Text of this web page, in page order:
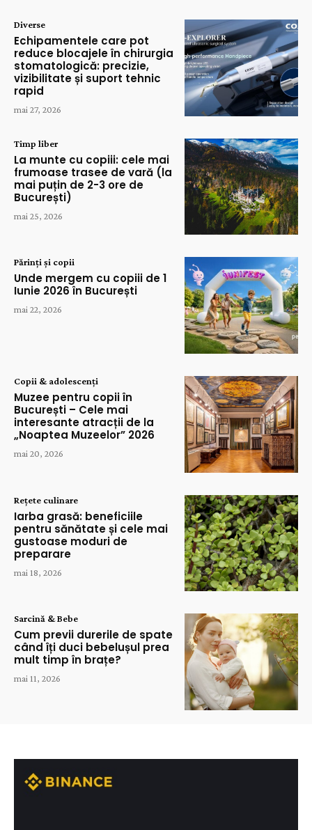
Diverse
Echipamentele care pot
reduce blocajele în chirurgia
stomatologică: precizie,
vizibilitate și suport tehnic
rapid
mai 27, 2026
Timp liber
La munte cu copiii: cele mai
frumoase trasee de vară (la
mai puțin de 2-3 ore de
București)
mai 25, 2026
Părinți și copii
Unde mergem cu copiii de 1
Iunie 2026 în București
mai 22, 2026
Copii & adolescenți
Muzee pentru copii în
București – Cele mai
interesante atracții de la
„Noaptea Muzeelor” 2026
mai 20, 2026
Rețete culinare
Iarba grasă: beneficiile
pentru sănătate și cele mai
gustoase moduri de
preparare
mai 18, 2026
Sarcină & Bebe
Cum previi durerile de spate
când îți duci bebelușul prea
mult timp în brațe?
mai 11, 2026